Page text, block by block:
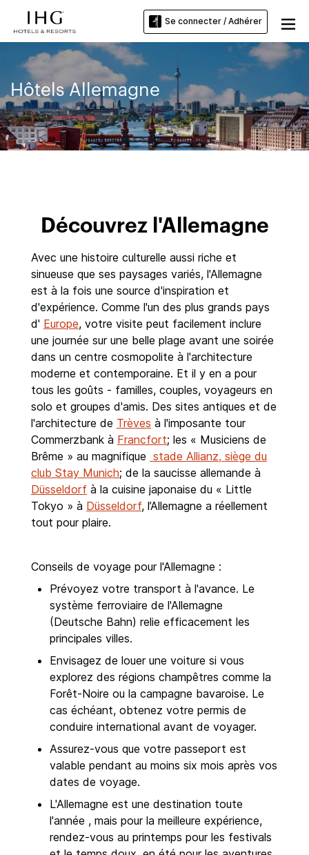
Se connecter / Adhérer
Hôtels Allemagne
Découvrez l'Allemagne
Avec une histoire culturelle aussi riche et
sinueuse que ses paysages variés, l'Allemagne
est à la fois une source d'inspiration et
d'expérience. Comme l'un des plus grands pays
d' Europe, votre visite peut facilement inclure
une journée sur une belle plage avant une soirée
dans un centre cosmopolite à l'architecture
moderne et contemporaine. Et il y en a pour
tous les goûts - familles, couples, voyageurs en
solo et groupes d'amis. Des sites antiques et de
l'architecture de Trèves à l'imposante tour
Commerzbank à Francfort; les « Musiciens de
Brême » au magnifique stade Allianz, siège du
club Stay Munich; de la saucisse allemande à
Düsseldorf à la cuisine japonaise du « Little
Tokyo » à Düsseldorf, l’Allemagne a réellement
tout pour plaire.
Conseils de voyage pour l'Allemagne :
Prévoyez votre transport à l'avance. Le
système ferroviaire de l'Allemagne
(Deutsche Bahn) relie efficacement les
principales villes.
Envisagez de louer une voiture si vous
explorez des régions champêtres comme la
Forêt-Noire ou la campagne bavaroise. Le
cas échéant, obtenez votre permis de
conduire international avant de voyager.
Assurez-vous que votre passeport est
valable pendant au moins six mois après vos
dates de voyage.
L'Allemagne est une destination toute
l'année , mais pour la meilleure expérience,
rendez-vous au printemps pour les festivals